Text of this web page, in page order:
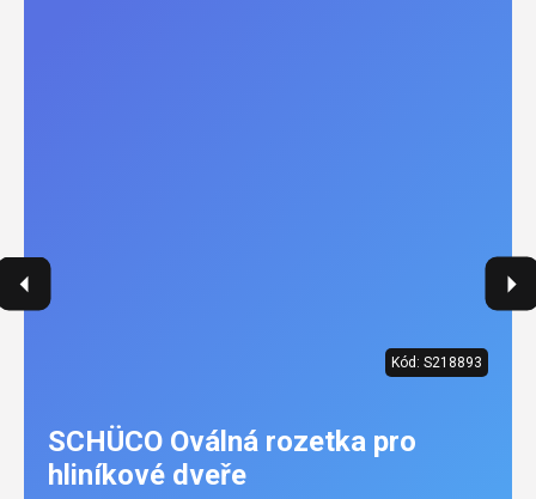
Kód: S218893
SCHÜCO Oválná rozetka pro
hliníkové dveře